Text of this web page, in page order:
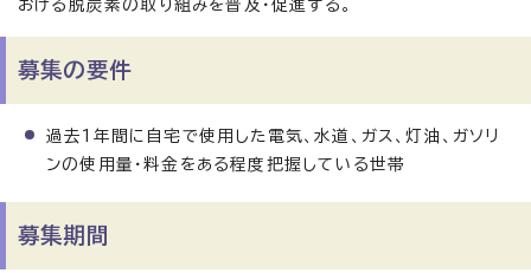
おける脱炭素の取り組みを普及・促進する。
募集の要件
過去1年間に自宅で使用した電気、水道、ガス、灯油、ガソリ
ンの使用量・料金をある程度把握している世帯
募集期間